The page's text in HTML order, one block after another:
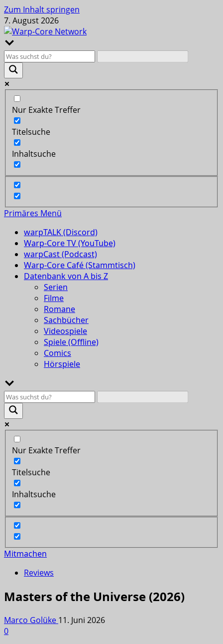
Zum Inhalt springen
7. August 2026
Nur Exakte Treffer
Titelsuche
Inhaltsuche
Primäres Menü
warpTALK (Discord)
Warp-Core TV (YouTube)
warpCast (Podcast)
Warp-Core Café (Stammtisch)
Datenbank von A bis Z
Serien
Filme
Romane
Sachbücher
Videospiele
Spiele (Offline)
Comics
Hörspiele
Nur Exakte Treffer
Titelsuche
Inhaltsuche
Mitmachen
Reviews
Masters of the Universe (2026)
Marco Golüke 11. Juni 2026
0